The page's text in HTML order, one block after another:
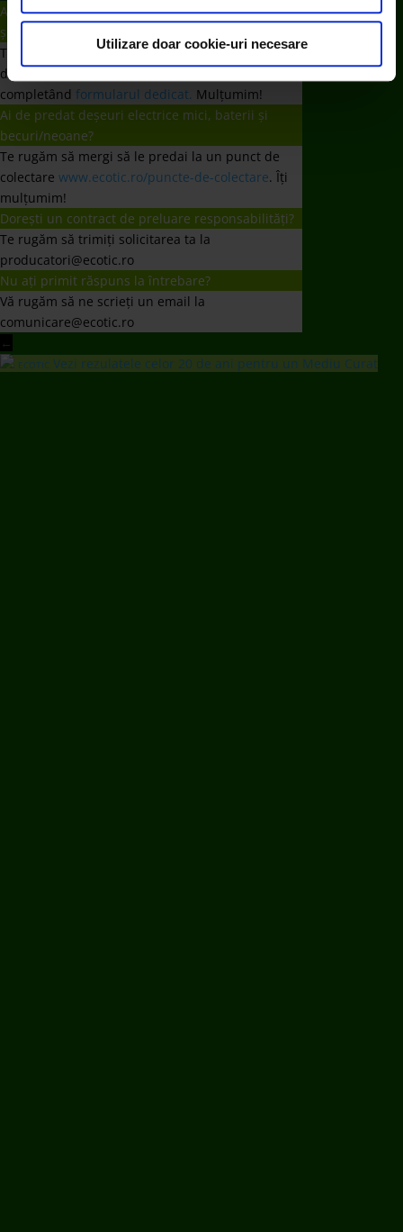
consimțământul cu privire la acestea.
Utilizare doar cookie-uri necesare
producatori@ecotic.ro
Nu ați primit răspuns la întrebare?
Vă rugăm să ne scrieți un email la
comunicare@ecotic.ro
←
ECOTIC Vezi rezulatele celor 20 de ani pentru un Mediu Curat